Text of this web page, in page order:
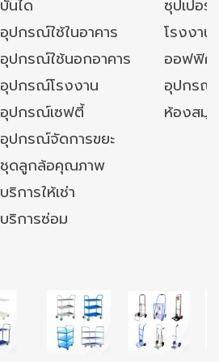
บันได
ซุปเปอ
อุปกรณ์ใช้ในอาคาร
โรงงา
อุปกรณ์ใช้นอกอาคาร
ออฟฟิศ/
อุปกรณ์โรงงาน
อุปกรณ์
อุปกรณ์เซฟตี้
ห้องสมุ
อุปกรณ์จัดการขยะ
ชุดลูกล้อคุณภาพ
บริการให้เช่า
บริการซ่อม